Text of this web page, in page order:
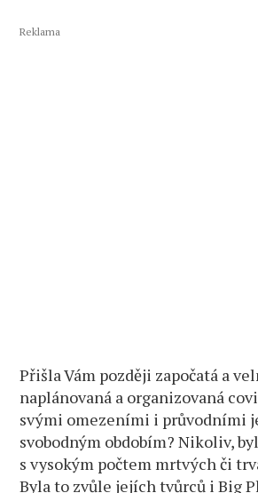
Reklama
Přišla Vám později započatá a
naplánovaná a organizovaná
svými omezeními i průvodními
svobodným obdobím? Nikoliv,
s vysokým počtem mrtvých či
Byla to zvůle jejích tvůrců i Big